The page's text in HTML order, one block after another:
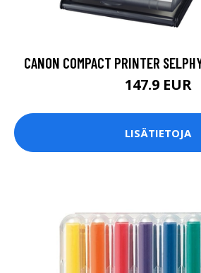
CANON COMPACT PRINTER
147.9 EUR
LISÄTIETOJA